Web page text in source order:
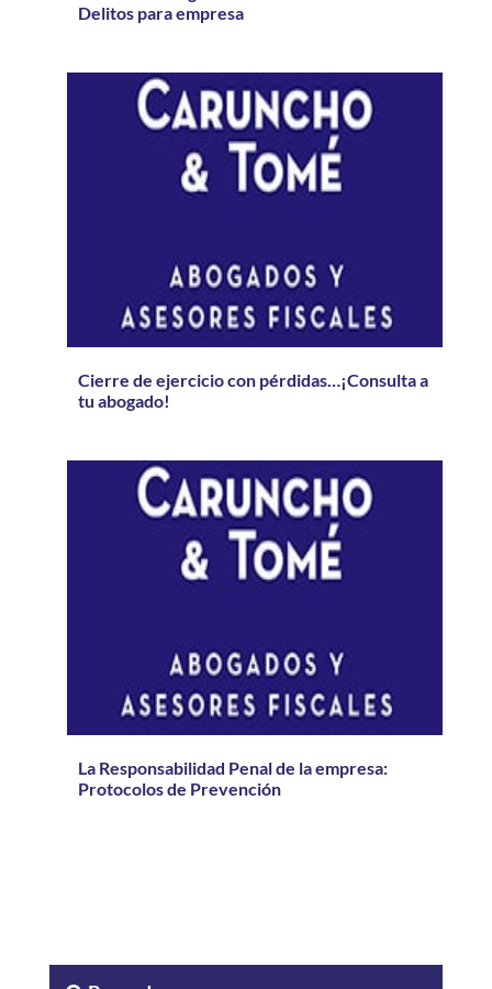
Delitos para empresa
Cierre de ejercicio con pérdidas…¡Consulta a
tu abogado!
La Responsabilidad Penal de la empresa:
Protocolos de Prevención